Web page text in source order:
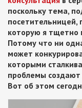
поскольку тема,
посетительницей,
которую я тщетно
Потому что ни
может
которыми
проблемы
Вот об этом